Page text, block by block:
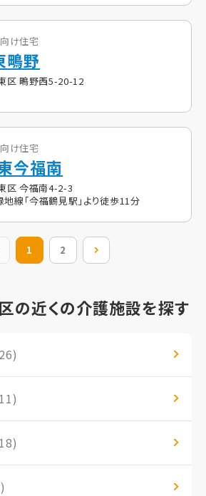
け住宅
野
区 鴫野西5-20-12
け住宅
今福南
区 今福南4-2-3
線「今福鶴見駅」より徒歩11分
前の20件
1 2
の近くの介護施設を探す